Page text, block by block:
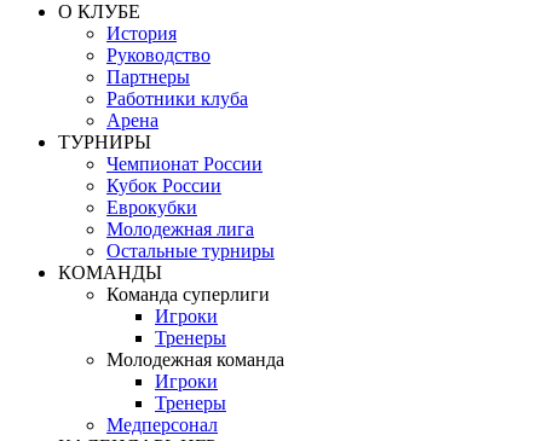
О КЛУБЕ
История
Руководство
Партнеры
Работники клуба
Арена
ТУРНИРЫ
Чемпионат России
Кубок России
Еврокубки
Молодежная лига
Остальные турниры
КОМАНДЫ
Команда суперлиги
Игроки
Тренеры
Молодежная команда
Игроки
Тренеры
Медперсонал